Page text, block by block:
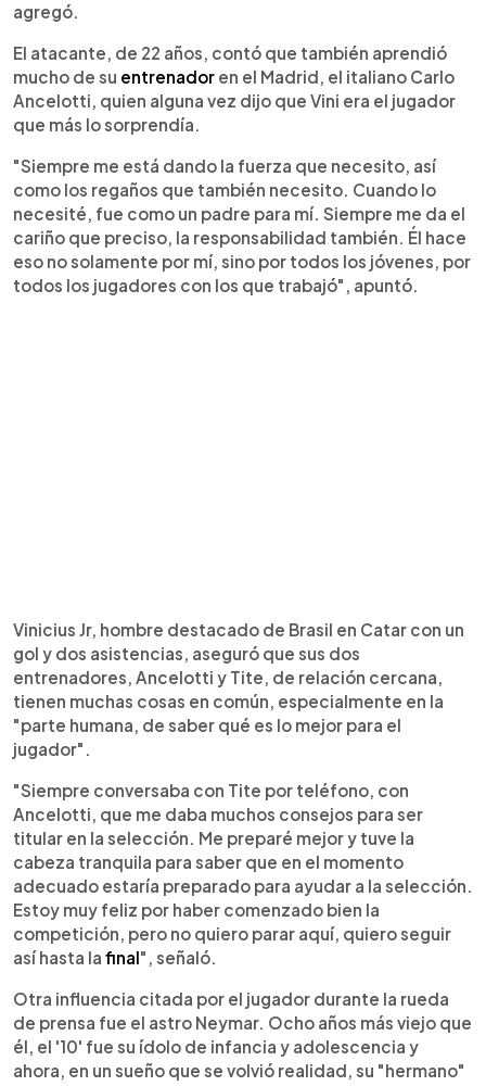
agregó.
El atacante, de 22 años, contó que también aprendió
mucho de su entrenador en el Madrid, el italiano Carlo
Ancelotti, quien alguna vez dijo que Vini era el jugador
que más lo sorprendía.
"Siempre me está dando la fuerza que necesito, así
como los regaños que también necesito. Cuando lo
necesité, fue como un padre para mí. Siempre me da el
cariño que preciso, la responsabilidad también. Él hace
eso no solamente por mí, sino por todos los jóvenes, por
todos los jugadores con los que trabajó", apuntó.
Vinicius Jr, hombre destacado de Brasil en Catar con un
gol y dos asistencias, aseguró que sus dos
entrenadores, Ancelotti y Tite, de relación cercana,
tienen muchas cosas en común, especialmente en la
"parte humana, de saber qué es lo mejor para el
jugador".
"Siempre conversaba con Tite por teléfono, con
Ancelotti, que me daba muchos consejos para ser
titular en la selección. Me preparé mejor y tuve la
cabeza tranquila para saber que en el momento
adecuado estaría preparado para ayudar a la selección.
Estoy muy feliz por haber comenzado bien la
competición, pero no quiero parar aquí, quiero seguir
así hasta la final", señaló.
Otra influencia citada por el jugador durante la rueda
de prensa fue el astro Neymar. Ocho años más viejo que
él, el '10' fue su ídolo de infancia y adolescencia y
ahora, en un sueño que se volvió realidad, su "hermano"